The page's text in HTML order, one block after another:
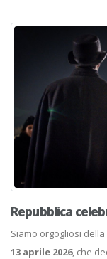
Repubblica
Siamo orgogliosi
13 aprile 2026, che